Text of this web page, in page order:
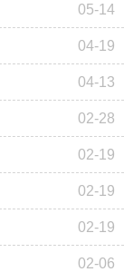
05-14
04-19
04-13
02-28
02-19
02-19
02-19
02-06